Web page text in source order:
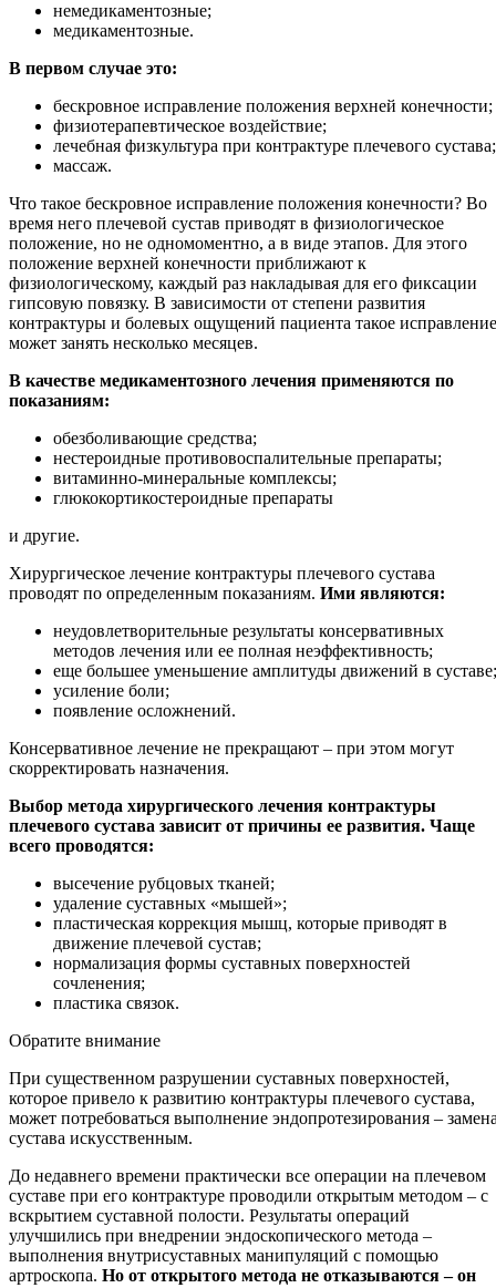
немедикаментозные;
медикаментозные.
В первом случае это:
бескровное исправление положения верхней конечности;
физиотерапевтическое воздействие;
лечебная физкультура при контрактуре плечевого сустава;
массаж.
Что такое бескровное исправление положения конечности? Во
время него плечевой сустав приводят в физиологическое
положение, но не одномоментно, а в виде этапов. Для этого
положение верхней конечности приближают к
физиологическому, каждый раз накладывая для его фиксации
гипсовую повязку. В зависимости от степени развития
контрактуры и болевых ощущений пациента такое исправление
может занять несколько месяцев.
В качестве медикаментозного лечения применяются по
показаниям:
обезболивающие средства;
нестероидные противовоспалительные препараты;
витаминно-минеральные комплексы;
глюкокортикостероидные препараты
и другие.
Хирургическое лечение контрактуры плечевого сустава
проводят по определенным показаниям. Ими являются:
неудовлетворительные результаты консервативных
методов лечения или ее полная неэффективность;
еще большее уменьшение амплитуды движений в суставе;
усиление боли;
появление осложнений.
Консервативное лечение не прекращают – при этом могут
скорректировать назначения.
Выбор метода хирургического лечения контрактуры
плечевого сустава зависит от причины ее развития. Чаще
всего проводятся:
высечение рубцовых тканей;
удаление суставных «мышей»;
пластическая коррекция мышц, которые приводят в
движение плечевой сустав;
нормализация формы суставных поверхностей
сочленения;
пластика связок.
Обратите внимание
При существенном разрушении суставных поверхностей,
которое привело к развитию контрактуры плечевого сустава,
может потребоваться выполнение эндопротезирования –
сустава искусственным.
До недавнего времени практически все операции на плечевом
суставе при его контрактуре проводили открытым методом – с
вскрытием суставной полости. Результаты операций
улучшились при внедрении эндоскопического метода –
выполнения внутрисуставных манипуляций с помощью
артроскопа. Но от открытого метода не отказываются – он